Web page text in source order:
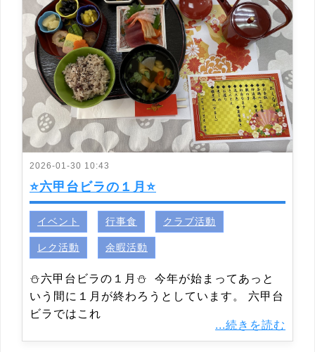
2026-01-30 10:43
⭐六甲台ビラの１月⭐
イベント 行事食 クラブ活動
レク活動 余暇活動
⛄六甲台ビラの１月⛄ 今年が始まってあっと
いう間に１月が終わろうとしています。 六甲台
ビラではこれ
...続きを読む